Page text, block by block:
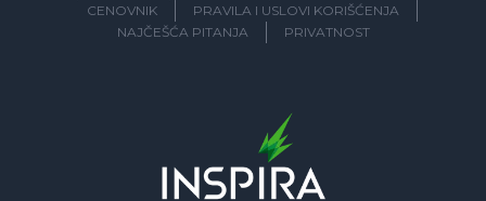
CENOVNIK
PRAVILA I USLOVI KORIŠĆENJA
NAJČEŠĆA PITANJA
PRIVATNOST